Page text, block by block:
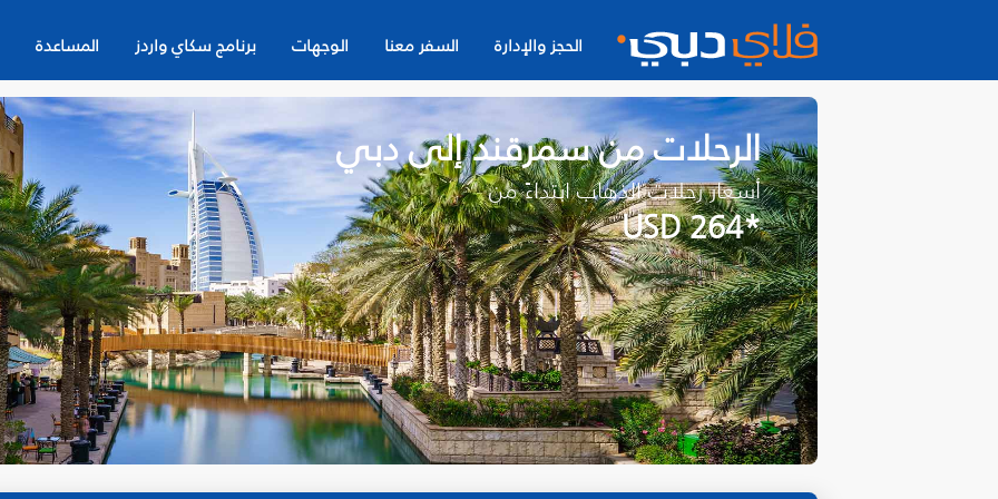
الحجز والإدارة السفر معنا الوجهات برنامج سكاي واردز المساعدة
الرحلات من سمرقند إلى دبي
أسعار رحلات الذهاب ابتداءً من
*USD 264